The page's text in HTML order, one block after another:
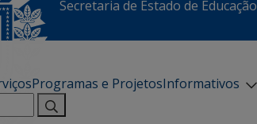
Secretaria de Estado de Educação
Programas e ProjetosInformativos